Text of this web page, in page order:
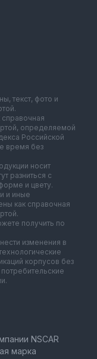
текст, фото и
определяемой
Российской
время без
носит
разниться с
и цвету.
и иные
как справочная
получить по
изменения в
корпусов без
марка